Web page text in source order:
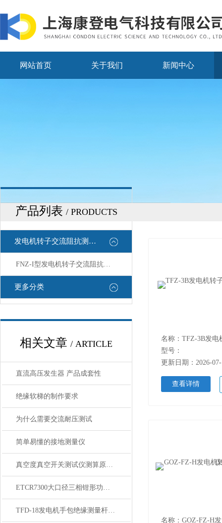
网站首页 关于我们 新闻中心
产品列表 / PRODUCTS
发电机转子交流阻抗测试仪
FNZ-I型发电机转子交流阻抗测试仪
更多分类
相关文章 / ARTICLE
直流高压发生器 产品成套性
绝缘软梯的制作要求
为什么需要交流耐压测试
简单易懂的接地测量仪
真空度真空开关测试仪测算原理 工作原理
ETCR7300大口径三相钳形功率表【上海康登电气科技有限公司】
TFD-18发电机手包绝缘测量杆技术参数
型号：
更新日期：2026-
查看详情